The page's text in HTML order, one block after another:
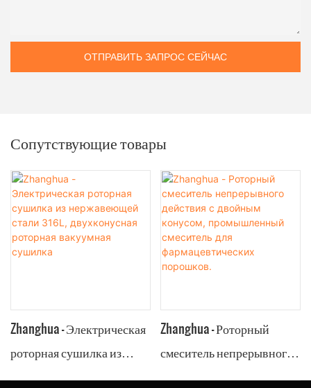
ОТПРАВИТЬ ЗАПРОС СЕЙЧАС
Сопутствующие товары
Zhanghua - Электрическая
роторная сушилка из
Zhanghua - Роторный
смеситель непрерывного